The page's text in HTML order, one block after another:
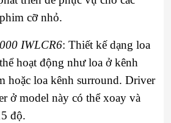
cỡ nhỏ.
IWLCR6: Thiết kế dạng loa
hoạt động như loa ở kênh
hoặc loa kênh surround. Driver
ở model này có thể xoay và
độ.